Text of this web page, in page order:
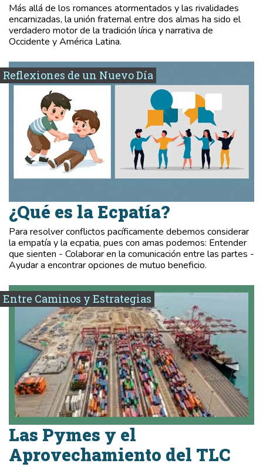
Más allá de los romances atormentados y las rivalidades
encarnizadas, la unión fraternal entre dos almas ha sido el
verdadero motor de la tradición lírica y narrativa de
Occidente y América Latina.
Reflexiones de un Nuevo Día
¿Qué es la Ecpatía?
Para resolver conflictos pacíficamente debemos considerar
la empatía y la ecpatia, pues con amas podemos: Entender
que sienten - Colaborar en la comunicación entre las partes -
Ayudar a encontrar opciones de mutuo beneficio.
Entre Caminos y Estrategias
Las Pymes y el
Aprovechamiento del TLC